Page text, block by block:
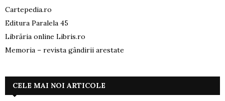
Cartepedia.ro
Editura Paralela 45
Librăria online Libris.ro
Memoria – revista gândirii arestate
CELE MAI NOI ARTICOLE